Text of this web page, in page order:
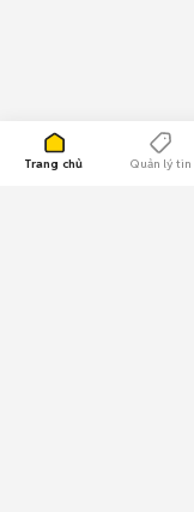
Trang chủ Quản lý tin